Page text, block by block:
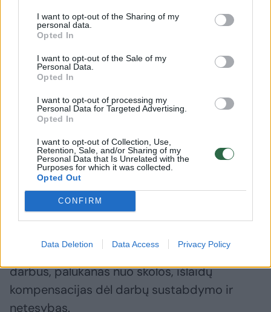
I want to opt-out of the Sharing of my
personal data.
Opted In
I want to opt-out of the Sale of my
Personal Data.
Opted In
I want to opt-out of processing my
Personal Data for Targeted Advertising.
Opted In
I want to opt-out of Collection, Use,
Retention, Sale, and/or Sharing of my
Personal Data that Is Unrelated with the
Purposes for which it was collected.
Opted Out
CONFIRM
Data Deletion Data Access Privacy Policy
prisiimti sau“, – tikino A.Dagelis.
„Vilniaus daugiafunkcio centro“ sustojo
praėjusių metų vasarą, todėl „Cloud
architektai“ kreipėsi į sostinės apygardos
teismą su virš 1 mln. eurų siekiančiu ieškiniu,
šiai iš „Vilniaus daugiafunkcio komplekso“ esą
beveik metus negaunant mokėjimų už
atliktus darbus.
Į teismą bendrovė kreipėsi siekdama
koncesininkės įsiskolinimus už atliktus
darbus, palūkanas nuo skolos, išlaidų
kompensacijas dėl darbų sustabdymo ir
netesybas.